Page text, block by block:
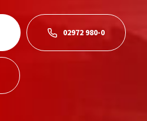
02972 980-0